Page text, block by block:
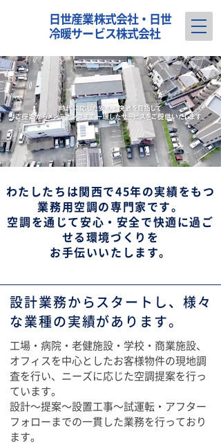
日世産業株式会社・日世
冷暖サービス株式会社
わたしたちは関西で45年の実績をもつ
業務用空調の専門家です。
空調を通じて安心・安全で快適に過ご
せる環境づくりを
お手伝いいたします。
設計業務からスタートし、様々
な業種の実績があります。
工場・病院・老健施設・学校・商業施設、
オフィスを中心としたお客様物件の現地調
査を行い、ニーズに応じた空調提案を行っ
ています。
設計〜提案〜設置工事〜試運転・アフター
フォローまでの一貫した業務を行っており
ます。